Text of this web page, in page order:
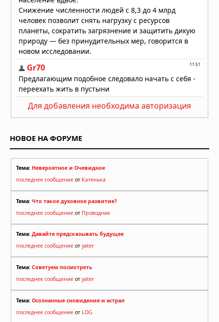
Для добавления необходима авторизация
НОВОЕ НА ФОРУМЕ
Тема: Невероятное и Очевидное
последнее сообщение от Катенька
Тема: Что такое духовное развитие?
последнее сообщение от Проводник
Тема: Давайте предсказывать будущее
последнее сообщение от yater
Тема: Советуем посмотреть
последнее сообщение от yater
Тема: Осознанные сновидения и астрал
последнее сообщение от LOG